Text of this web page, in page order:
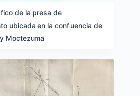
de la presa de
ubicada en la confluencia de
Moctezuma